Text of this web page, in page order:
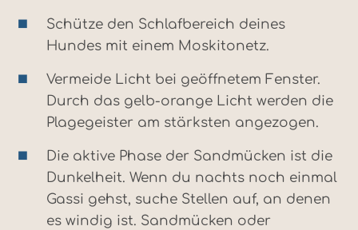
Schütze den Schlafbereich deines
Hundes mit einem Moskitonetz.
Vermeide Licht bei geöffnetem Fenster.
Durch das gelb-orange Licht werden die
Plagegeister am stärksten angezogen.
Die aktive Phase der Sandmücken ist die
Dunkelheit. Wenn du nachts noch einmal
Gassi gehst, suche Stellen auf, an denen
es windig ist. Sandmücken oder